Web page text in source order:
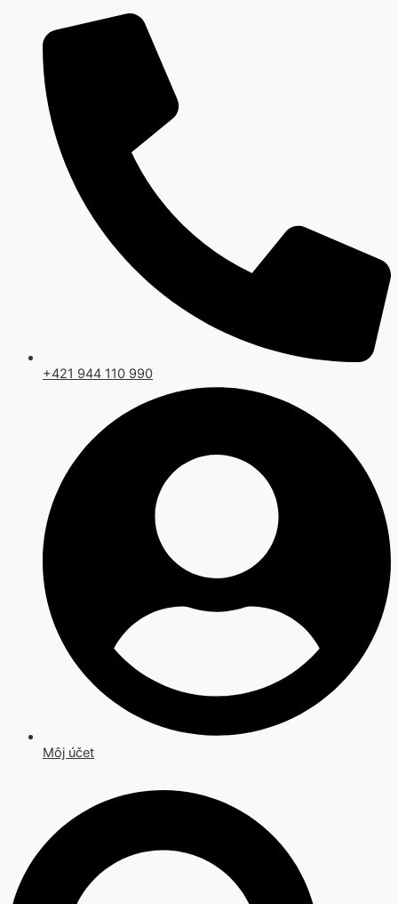
obsah
+421 944 110 990
Môj účet